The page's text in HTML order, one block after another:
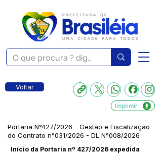
Voltar
Imprimir
Portaria N°427/2026 - Gestão e Fiscalização
do Contrato n°031/2026 - DL N°008/2026
Início da Portaria nº 427/2026 expedida